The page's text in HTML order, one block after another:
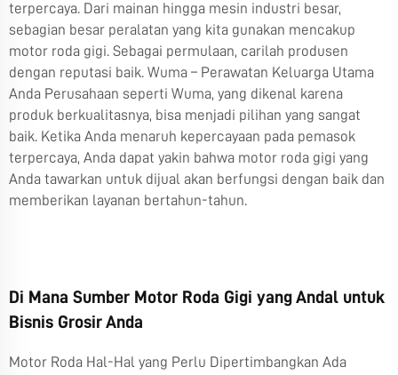
terpercaya. Dari mainan hingga mesin industri besar,
sebagian besar peralatan yang kita gunakan mencakup
motor roda gigi. Sebagai permulaan, carilah produsen
dengan reputasi baik. Wuma – Perawatan Keluarga Utama
Anda Perusahaan seperti Wuma, yang dikenal karena
produk berkualitasnya, bisa menjadi pilihan yang sangat
baik. Ketika Anda menaruh kepercayaan pada pemasok
terpercaya, Anda dapat yakin bahwa motor roda gigi yang
Anda tawarkan untuk dijual akan berfungsi dengan baik dan
memberikan layanan bertahun-tahun.
Di Mana Sumber Motor Roda Gigi yang Andal untuk
Bisnis Grosir Anda
Motor Roda Hal-Hal yang Perlu Dipertimbangkan Ada